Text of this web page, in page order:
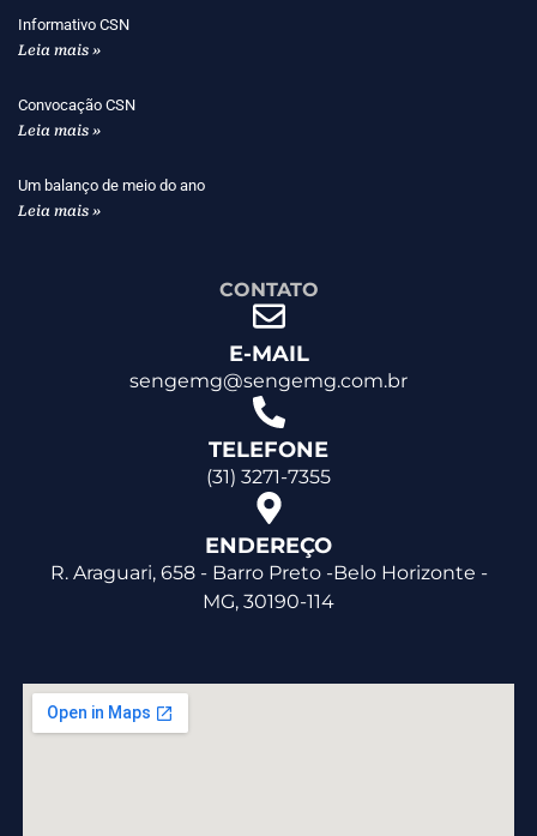
Informativo CSN
Leia mais »
Convocação CSN
Leia mais »
Um balanço de meio do ano
Leia mais »
CONTATO
E-MAIL
sengemg@sengemg.com.br
TELEFONE
(31) 3271-7355
ENDEREÇO
R. Araguari, 658 - Barro Preto -Belo Horizonte -
MG, 30190-114